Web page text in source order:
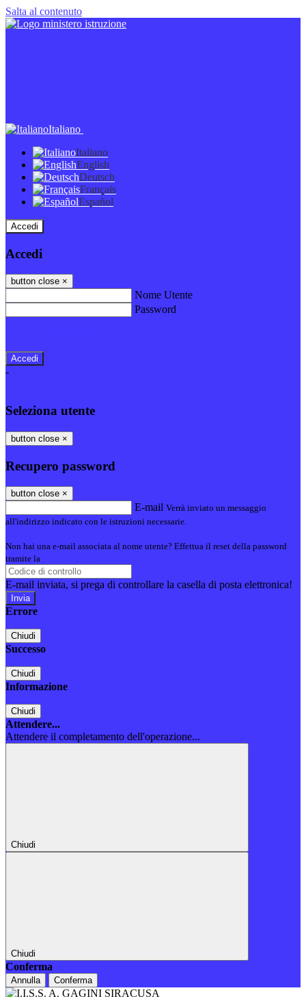
Salta al contenuto
Italiano
Italiano
English
Deutsch
Français
Español
Accedi
Accedi
button close ×
Nome Utente
Password
-
Seleziona utente
button close ×
Recupero password
button close ×
E-mail Verrà inviato un messaggio
all'indirizzo indicato con le istruzioni necessarie.
Non hai una e-mail associata al nome utente? Effettua il reset della password
tramite la
E-mail inviata, si prega di controllare la casella di posta elettronica!
Errore
Chiudi
Successo
Chiudi
Informazione
Chiudi
Attendere...
Attendere il completamento dell'operazione...
Chiudi
Chiudi
Conferma
Annulla Conferma